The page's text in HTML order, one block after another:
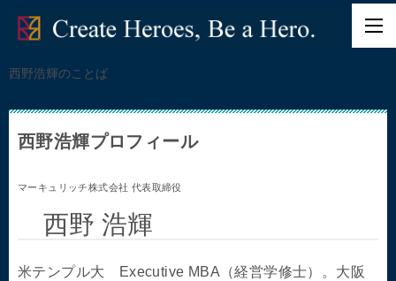
西野浩輝のことば
西野浩輝プロフィール
マーキュリッチ株式会社 代表取締役
西野 浩輝
米テンプル大 Executive MBA（経営学修士）。大阪